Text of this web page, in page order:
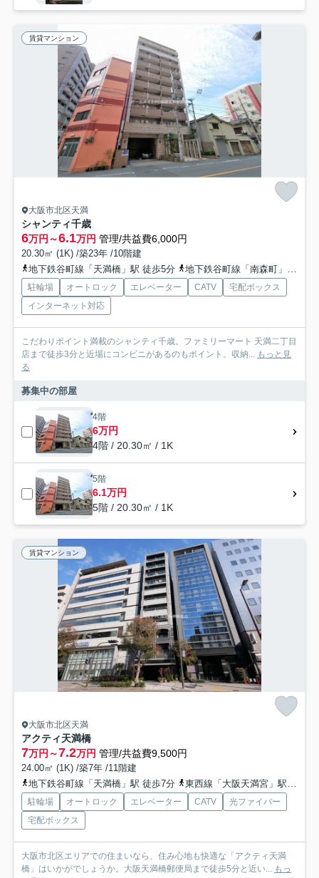
賃貸マンション
大阪市北区天満
シャンティ千歳
6万円～6.1万円 管理/共益費6,000円
20.30㎡ (1K) /築23年 /10階建
地下鉄谷町線「天満橋」駅 徒歩5分
地下鉄谷町線「南森町」駅 徒歩10分
駐輪場 オートロック エレベーター CATV
宅配ボックス
インターネット対応
こだわりポイント満載のシャンティ千歳。ファミリーマート 天満二丁目
店まで徒歩3分と近場にコンビニがあるのもポイント。収納... もっと見
る
募集中の部屋
4階
6万円
4階 / 20.30㎡ / 1K
5階
6.1万円
5階 / 20.30㎡ / 1K
賃貸マンション
大阪市北区天満
アクティ天満橋
7万円～7.2万円 管理/共益費9,500円
24.00㎡ (1K) /築7年 /11階建
地下鉄谷町線「天満橋」駅 徒歩7分
東西線「大阪天満宮」駅 徒歩7分
駐輪場 オートロック エレベーター CATV
光ファイバー
宅配ボックス
大阪市北区エリアでの住まいなら、住み心地も快適な「アクティ天満
橋」はいかがでしょうか。大阪天満橋郵便局まで徒歩5分と近い... もっ